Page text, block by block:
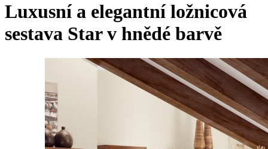
Luxusní a elegantní ložnicová
sestava Star v hnědé barvě